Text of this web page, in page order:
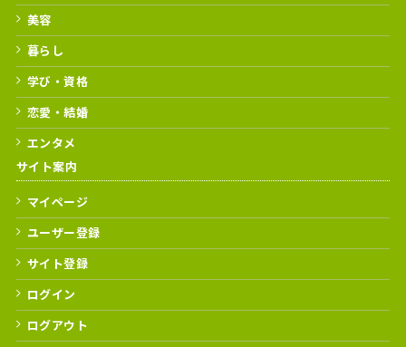
美容
暮らし
学び・資格
恋愛・結婚
エンタメ
サイト案内
マイページ
ユーザー登録
サイト登録
ログイン
ログアウト